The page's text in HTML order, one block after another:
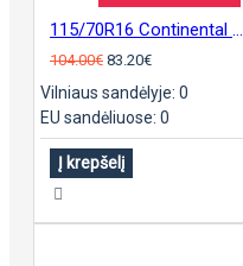
104.00€ 83.20€
Vilniaus sandėlyje: 0
EU sandėliuose: 0
Į krepšelį